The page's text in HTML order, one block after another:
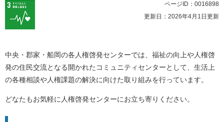
ページID：0016898
更新日：2026年4月1日更新
中央・郡家・船岡の各人権啓発センターでは、福祉の向上や人権啓
発の住民交流となる開かれたコミュニティセンターとして、生活上
の各種相談や人権課題の解決に向けた取り組みを行っています。
どなたもお気軽に人権啓発センターにお立ち寄りください。